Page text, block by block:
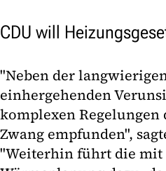
CDU will
"Neben der
einhergehenden
komplexen Regelungen
Zwang empfunden",
"Weiterhin führt die mit